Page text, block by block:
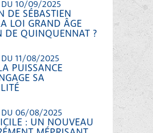
DU 10/09/2025
DE SÉBASTIEN
LOI GRAND ÂGE
DE QUINQUENNAT ?
DU 11/08/2025
PUISSANCE
SA
DU 06/08/2025
: UN NOUVEAU